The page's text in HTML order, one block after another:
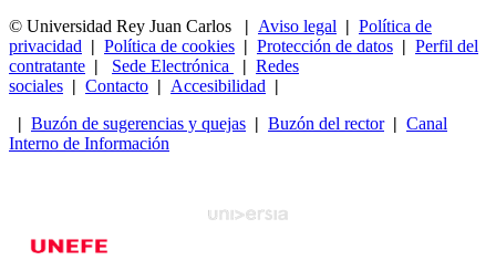
© Universidad Rey Juan Carlos
| Aviso legal | Política de
privacidad | Política de cookies | Protección de datos | Perfil del
contratante | Sede Electrónica | Redes
sociales | Contacto | Accesibilidad |
| Buzón de sugerencias y quejas | Buzón del rector| Canal
Interno de Información